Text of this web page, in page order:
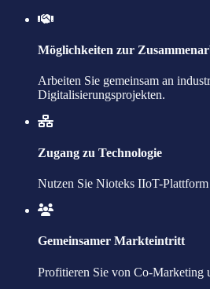
Möglichkeiten zur
Arbeiten Sie gemeinsam an
Digitalisierungsprojekten.
Zugang zu Technologie
Nutzen Sie Nioteks IIoT-
Gemeinsamer Markteintritt
Profitieren Sie von Co-Marketing